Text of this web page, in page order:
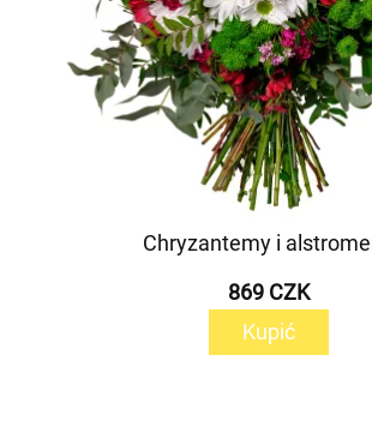
Chryzantemy i
869 CZK
Kupić